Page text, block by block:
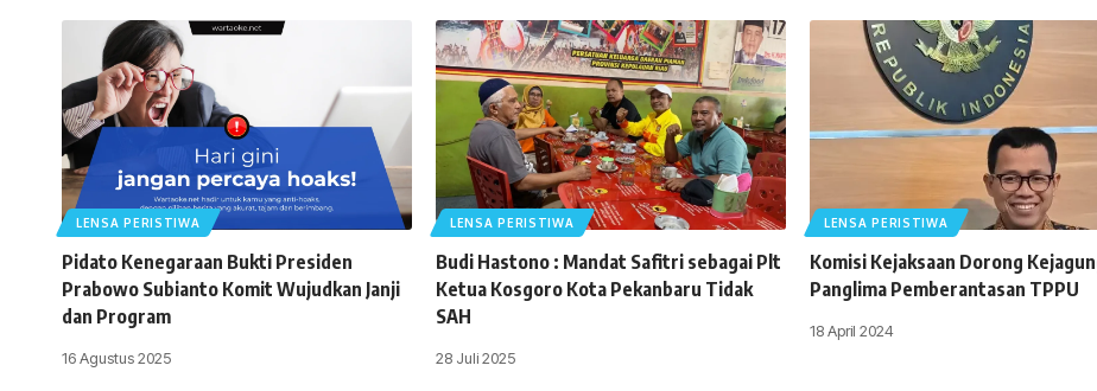
LENSA PERISTIWA
Pidato Kenegaraan Bukti Presiden
Prabowo Subianto Komit Wujudkan Janji
dan Program
16 Agustus 2025
LENSA PERISTIWA
Budi Hastono : Mandat Safitri sebagai Plt
Ketua Kosgoro Kota Pekanbaru Tidak
SAH
28 Juli 2025
LENSA PERISTIWA
Komisi Kejaksaan Dorong
Panglima Pemberantasan TPPU
18 April 2024